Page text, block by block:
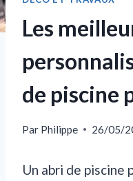
Les
de piscine
Par Philippe 26/05/
Un abri de piscine